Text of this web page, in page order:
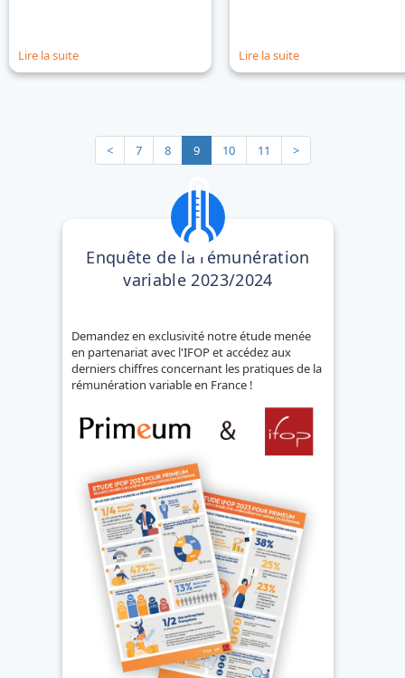
Lire la suite Lire la suite
<Précédent
7 8 9 10 11 >Suivant
Enquête de la rémunération
variable 2023/2024
Demandez en exclusivité notre étude menée
en partenariat avec l'IFOP et accédez aux
derniers chiffres concernant les pratiques de la
rémunération variable en France !